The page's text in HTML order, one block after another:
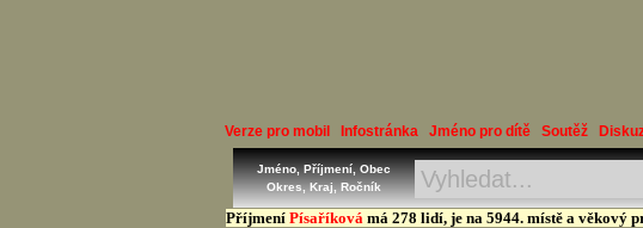
Verze pro mobil Infostránka Jméno pro dítě Soutěž
Příjmení Písaříková má 278 lidí, je na 5944. místě a věkový
Jméno, Příjmení, Obec
Okres, Kraj, Ročník